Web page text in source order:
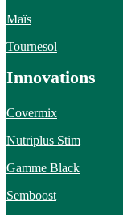
Maïs
Tournesol
Innovations
Covermix
Nutriplus Stim
Gamme Black
Semboost